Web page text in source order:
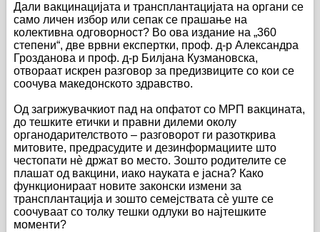
Дали вакцинацијата и трансплантацијата на органи се
само личен избор или сепак се прашање на
колективна одговорност? Во ова издание на „360
степени“, две врвни експертки, проф. д-р Александра
Грозданова и проф. д-р Билјана Кузмановска,
отвораат искрен разговор за предизвиците со кои се
соочува македонското здравство.
Од загрижувачкиот пад на опфатот со МРП вакцината,
до тешките етички и правни дилеми околу
органодарителството – разговорот ги разоткрива
митовите, предрасудите и дезинформациите што
честопати нè држат во место. Зошто родителите се
плашат од вакцини, иако науката е јасна? Како
функционираат новите законски измени за
трансплантација и зошто семејствата сè уште се
соочуваат со толку тешки одлуки во најтешките
моменти?